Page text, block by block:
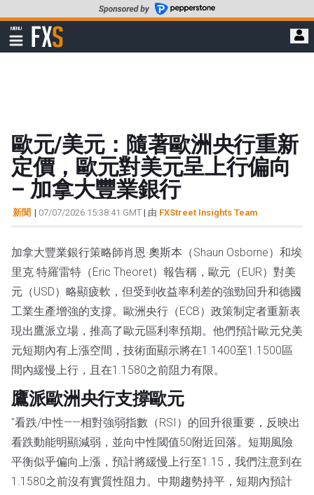
至
要
MENU
顯
示
FXStreet
歐元/美元：隨著歐洲央行重新
定價，歐元對美元呈上行偏向
– 加拿大豐業銀行
新聞 | 07/07/2026 15:38:41 GMT | 由 FXStreet Insights Team
加拿大豐業銀行策略師肖恩·奧斯本（Shaun Osborne）和埃
里克·特羅雷特（Eric Theoret）報告稱，歐元（EUR）對美
元（USD）略顯疲軟，但受到收益率利差的強勁回升和德國
工業生產增強的支撐。歐洲央行（ECB）政策制定者重新表
現出鷹派立場，推高了歐元區利率預期。他們預計歐元兌美
元短期內有上漲空間，技術面顯示將在1.1400至1.1500區
間內緩慢上行，且在1.1580之前阻力有限。
鷹派歐洲央行支撐歐元
"看跌/中性——相對強弱指數（RSI）的回升很重要，反映出
看跌動能明顯減弱，並向中性閾值50附近回落。短期風險
平衡似乎偏向上漲，預計將緩慢上行至1.15，我們注意到在
1.1580之前沒有實質性阻力。中期趨勢持平，短期內預計